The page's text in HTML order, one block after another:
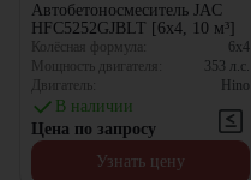
Автобетоносмеситель JAC
HFC5252GJBLT [6x4, 10 м³]
Колёсная формула:
6x4
Мощность двигателя:
353 л.с.
Двигатель:
Hino
В наличии
Цена по запросу
Узнать цену